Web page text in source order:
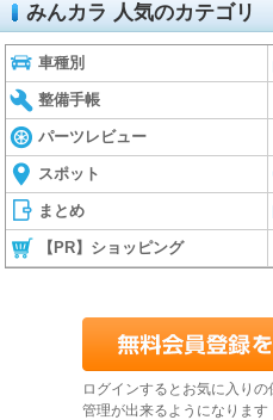
みんカラ 人気のカテゴリ
車種別
整備手帳
パーツレビュー
スポット
まとめ
【PR】ショッピング
ログインするとお気に入り
管理が出来るようになります